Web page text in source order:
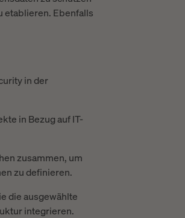
etablieren. Ebenfalls
in der
in Bezug auf IT-
zusammen, um
zu definieren.
die ausgewählte
integrieren.